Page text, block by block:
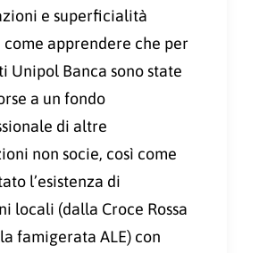
e superficialità
come apprendere che per
Unipol Banca sono state
a un fondo
di altre
non socie, così come
l’esistenza di
locali (dalla Croce Rossa
famigerata ALE) con